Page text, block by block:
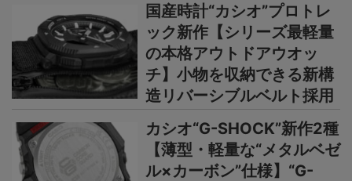
国産時計“カシオ”プロトレ
ック新作【シリーズ最軽量
の本格アウトドアウオッ
チ】小物を収納できる新構
造リバーシブルベルト採用
カシオ“G-SHOCK”新作2種
【薄型・軽量な“メタルベゼ
ル×カーボン”仕様】“G-